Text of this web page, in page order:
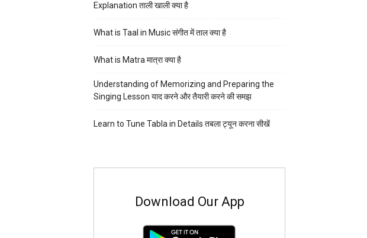
Explanation ताली खाली क्या है
What is Taal in Music संगीत में ताल क्या है
What is Matra मात्रा क्या है
Understanding of Memorizing and Preparing the
Singing Lesson याद करने और तैयारी करने की समझ
Learn to Tune Tabla in Details तबला ट्यून करना सीखें
Download Our App